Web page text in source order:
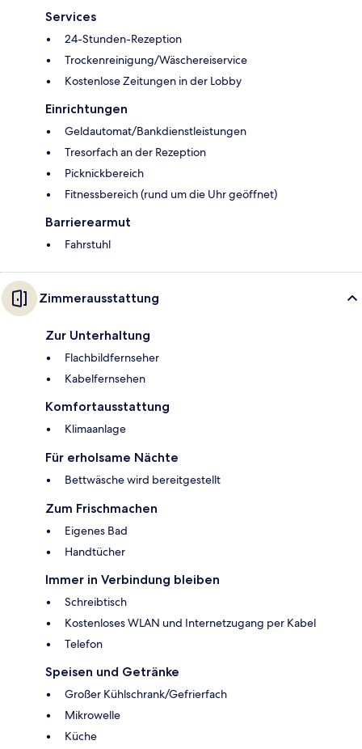
Services
24-Stunden-Rezeption
Trockenreinigung/Wäschereiservice
Kostenlose Zeitungen in der Lobby
Einrichtungen
Geldautomat/Bankdienstleistungen
Tresorfach an der Rezeption
Picknickbereich
Fitnessbereich (rund um die Uhr geöffnet)
Barrierearmut
Fahrstuhl
Zimmerausstattung
Zur Unterhaltung
Flachbildfernseher
Kabelfernsehen
Komfortausstattung
Klimaanlage
Für erholsame Nächte
Bettwäsche wird bereitgestellt
Zum Frischmachen
Eigenes Bad
Handtücher
Immer in Verbindung bleiben
Schreibtisch
Kostenloses WLAN und Internetzugang per Kabel
Telefon
Speisen und Getränke
Großer Kühlschrank/Gefrierfach
Mikrowelle
Küche